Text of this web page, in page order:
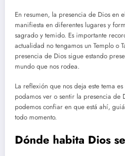
En resumen, la presencia de Dios en
manifiesta en diferentes lugares y
sagrado y temido. Es importante
actualidad no tengamos un Templo o
presencia de Dios sigue estando
mundo que nos rodea.
La reflexión que nos deja este tema
podamos ver o sentir la presencia de
podemos confiar en que está ahí,
todo momento.
Dónde habita Dios